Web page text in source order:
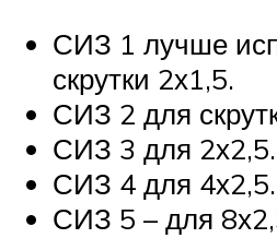
СИЗ 1 лучше
скрутки 2х1,5.
СИЗ 2 для
СИЗ 3 для 2х2,5.
СИЗ 4 для 4х2,5.
СИЗ 5 – для